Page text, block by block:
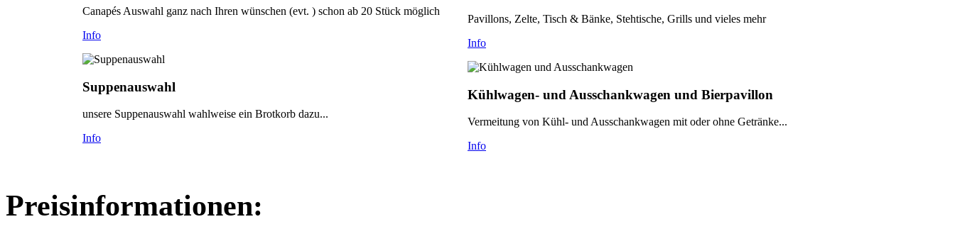
Canapés Auswahl ganz nach Ihren wünschen (evt. ) schon ab 20 Stück möglich
Info
Suppenauswahl
unsere Suppenauswahl wahlweise ein Brotkorb dazu...
Info
Pavillons, Zelte, Tisch & Bänke, Stehtische, Grills und vieles mehr
Info
Kühlwagen- und Ausschankwagen und Bierpavillon
Vermeitung von Kühl- und Ausschankwagen mit oder ohne Getränke...
Info
Preisinformationen: